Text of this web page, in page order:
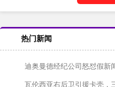
热门新闻
迪奥曼德经纪公司怒怼假新闻
瓦伦西亚右后卫引援卡壳，三周白